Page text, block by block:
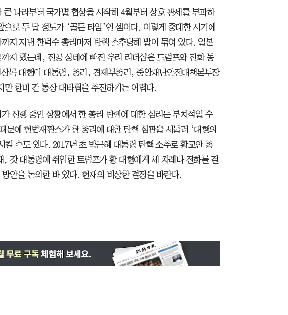
큰 나라부터 국가별 협상을 시작해 4월부터 상호 관세를 부과하
으로 두 달 정도가 ‘골든 타임’인 셈이다. 이렇게 중대한 시기에
지 지낸 한덕수 총리마저 탄핵 소추당해 발이 묶여 있다. 일본
지 했는데, 진공 상태에 빠진 우리 리더십은 트럼프와 전화 통
목 대행이 대통령, 총리, 경제부총리, 중앙재난안전대책본부장
만 한미 간 통상 대타협을 추진하기는 어렵다.
진행 중인 상황에서 한 총리 탄핵에 대한 심리는 부차적일 수
문에 헌법재판소가 한 총리에 대한 탄핵 심판을 서둘러 ‘대행의
킬 수도 있다. 2017년 초 박근혜 대통령 탄핵 소추로 황교안 총
, 갓 대통령에 취임한 트럼프가 황 대행에게 세 차례나 전화를 걸
안을 논의한 바 있다. 헌재의 비상한 결정을 바란다.